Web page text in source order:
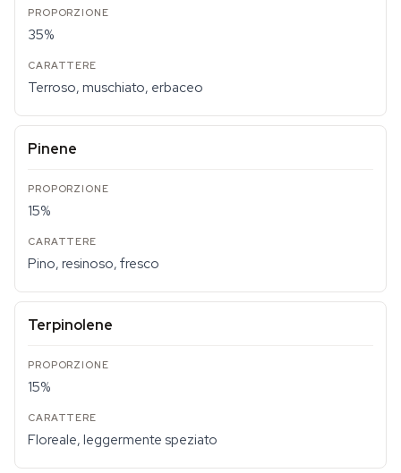
35%
Terroso, muschiato, erbaceo
Pinene
15%
Pino, resinoso, fresco
Terpinolene
15%
Floreale, leggermente speziato